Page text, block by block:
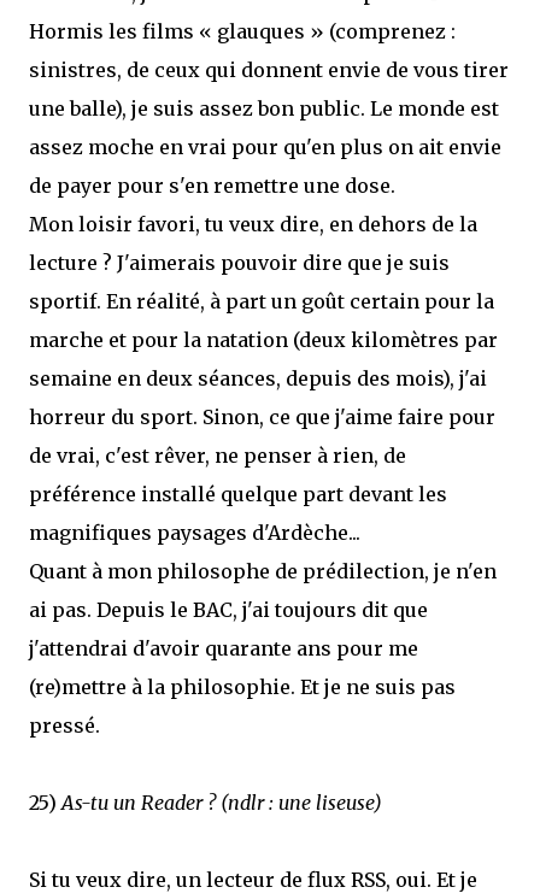
Hormis les films « glauques » (comprenez :
sinistres, de ceux qui donnent envie de vous tirer
une balle), je suis assez bon public. Le monde est
assez moche en vrai pour qu'en plus on ait envie
de payer pour s'en remettre une dose.
Mon loisir favori, tu veux dire, en dehors de la
lecture ? J'aimerais pouvoir dire que je suis
sportif. En réalité, à part un goût certain pour la
marche et pour la natation (deux kilomètres par
semaine en deux séances, depuis des mois), j'ai
horreur du sport. Sinon, ce que j'aime faire pour
de vrai, c'est rêver, ne penser à rien, de
préférence installé quelque part devant les
magnifiques paysages d'Ardèche...
Quant à mon philosophe de prédilection, je n'en
ai pas. Depuis le BAC, j'ai toujours dit que
j'attendrai d'avoir quarante ans pour me
(re)mettre à la philosophie. Et je ne suis pas
pressé.
25)As-tu un Reader ? (ndlr : une liseuse)
Si tu veux dire, un lecteur de flux RSS, oui. Et je